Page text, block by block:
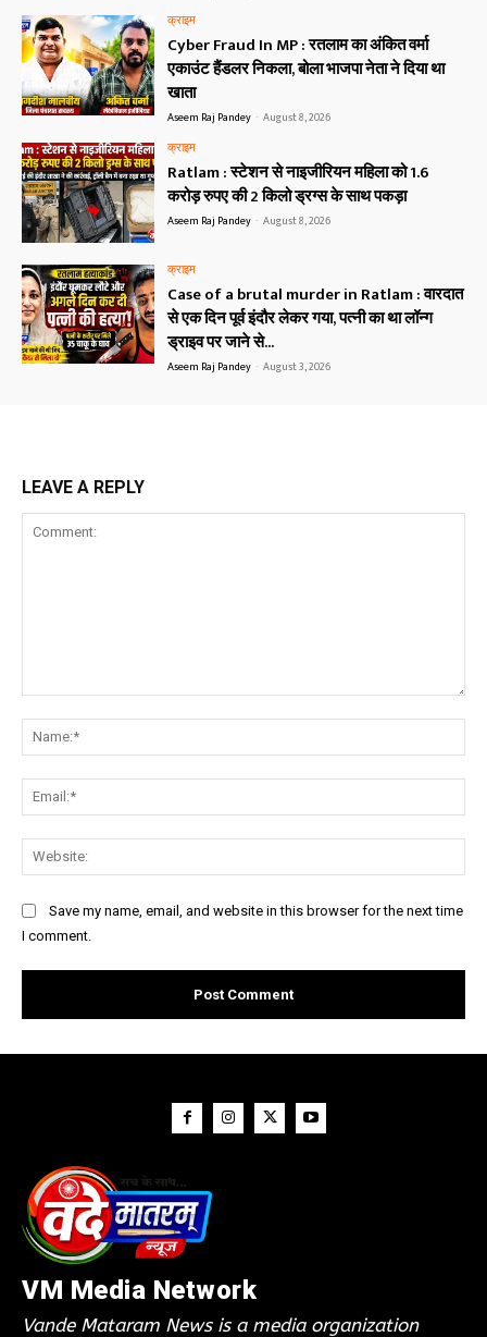
क्राइम
Cyber Fraud In MP : रतलाम का अंकित वर्मा
एकाउंट हैंडलर निकला, बोला भाजपा नेता ने दिया था
खाता
Aseem Raj Pandey - August 8, 2026
क्राइम
Ratlam : स्टेशन से नाइजीरियन महिला को 1.6
करोड़ रुपए की 2 किलो ड्रग्स के साथ पकड़ा
Aseem Raj Pandey - August 8, 2026
क्राइम
Case of a brutal murder in Ratlam : वारदात
से एक दिन पूर्व इंदौर लेकर गया, पत्नी का था लॉन्ग
ड्राइव पर जाने से...
Aseem Raj Pandey - August 3, 2026
LEAVE A REPLY
Save my name, email, and website in this browser for the next time
I comment.
VM Media Network
Vande Mataram News is a media organization